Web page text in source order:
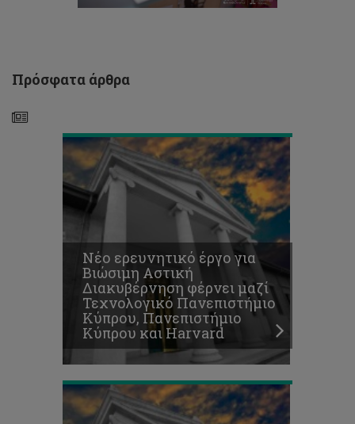
Πρόσφατα άρθρα
Τεχνολογικό
Κύπρου
και
Νέο ερευνητικό έργο για
Βιώσιμη Αστική
Διακυβέρνηση φέρνει μαζί
Τεχνολογικό Πανεπιστήμιο
Κύπρου, Πανεπιστήμιο
Κύπρου και Harvard
Επιμόρφωση
για
την
αυτόνομη
εκμάθηση
της
Γαλλικής
γλώσσας